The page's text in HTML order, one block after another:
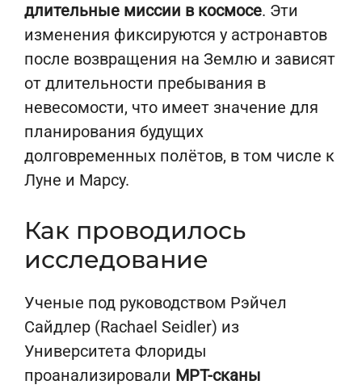
длительные миссии в космосе. Эти
изменения фиксируются у астронавтов
после возвращения на Землю и зависят
от длительности пребывания в
невесомости, что имеет значение для
планирования будущих
долговременных полётов, в том числе к
Луне и Марсу.
Как проводилось
исследование
Ученые под руководством Рэйчел
Сайдлер (Rachael Seidler) из
Университета Флориды
проанализировали МРТ-сканы